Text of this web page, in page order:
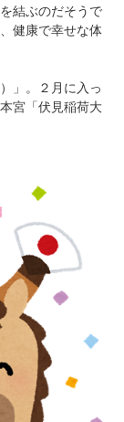
結ぶのだそうで
健康で幸せな体
」。２月に入っ
宮「伏見稲荷大